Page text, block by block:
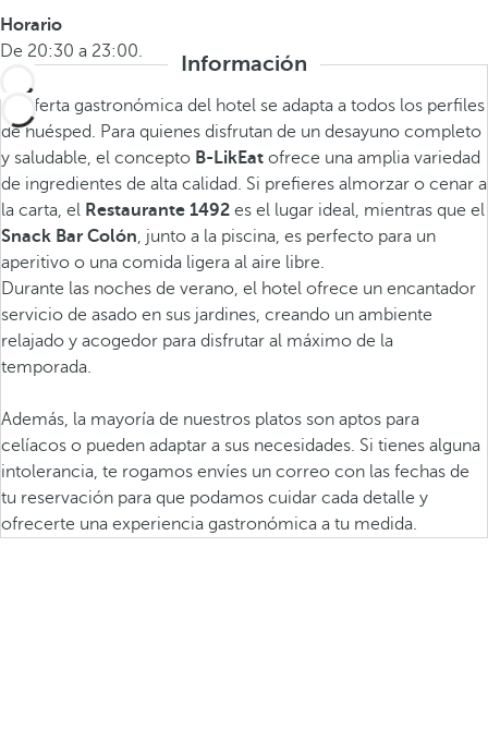
Horario
De 20:30 a 23:00.
Información
La oferta gastronómica del hotel se adapta a todos los perfiles
de huésped. Para quienes disfrutan de un desayuno completo
y saludable, el concepto B-LikEat ofrece una amplia variedad
de ingredientes de alta calidad. Si prefieres almorzar o cenar a
la carta, el Restaurante 1492 es el lugar ideal, mientras que el
Snack Bar Colón, junto a la piscina, es perfecto para un
aperitivo o una comida ligera al aire libre.
Durante las noches de verano, el hotel ofrece un encantador
servicio de asado en sus jardines, creando un ambiente
relajado y acogedor para disfrutar al máximo de la
temporada.
Además, la mayoría de nuestros platos son aptos para
celíacos o pueden adaptar a sus necesidades. Si tienes alguna
intolerancia, te rogamos envíes un correo con las fechas de
tu reservación para que podamos cuidar cada detalle y
ofrecerte una experiencia gastronómica a tu medida.